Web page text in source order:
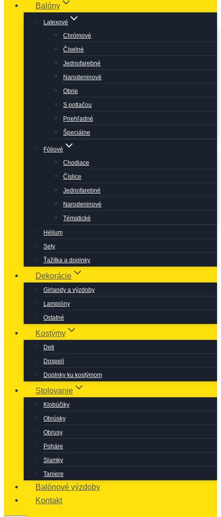
Balóny
Latexové
Chrómové
Číselné
Jednofarebné
Narodeninové
Obrie
S potlačou
Priehľadné
Špeciálne
Fóliové
Chodiace
Číslice
Jednofarebné
Narodeninové
Tématické
Hélium
Sety
Ťažítka a doplnky
Dekorácie
Girlandy a výzdoby
Lampióny
Ostatné
Kostýmy
Deti
Dospelí
Doplnky ku kostýmom
Stolovanie
Klobúčiky
Obrúsky
Obrusy
Poháre
Slamky
Taniere
Balónové výzdoby
Kontakt